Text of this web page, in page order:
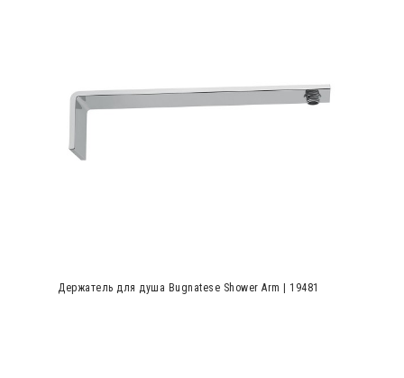
Держатель для душа Bugnatese Shower Arm | 19481